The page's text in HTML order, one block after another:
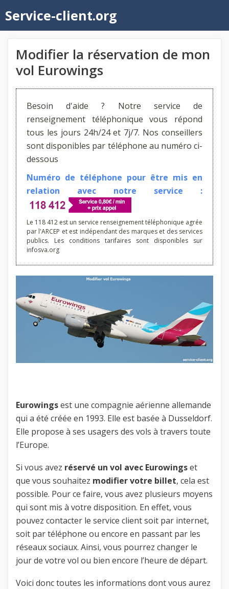
au
contenu
Service-client.org
Modifier la réservation de mon
vol Eurowings
Besoin d'aide ? Notre service de
renseignement téléphonique vous répond
tous les jours 24h/24 et 7j/7. Nos conseillers
sont disponibles par téléphone au numéro ci-
dessous
Numéro de téléphone pour être mis en
relation avec notre service :
Le 118 412 est un service renseignement téléphonique agrée
par l'ARCEP et est indépendant des marques et des services
publics. Les conditions tarifaires sont disponibles sur
infosva.org
Eurowingsest une compagnie aérienne allemande
qui a été créée en 1993. Elle est basée à Dusseldorf.
Elle propose à ses usagers des vols à travers toute
l’Europe.
Si vous avez réservé un vol avec Eurowingset
que vous souhaitez modifier votre billet, cela est
possible. Pour ce faire, vous avez plusieurs moyens
qui sont mis à votre disposition. En effet, vous
pouvez contacter le service client soit par internet,
soit par téléphone ou encore en passant par les
réseaux sociaux. Ainsi, vous pourrez changer le
jour de votre vol ou bien encore l’heure de départ.
Voici donc toutes les informations dont vous aurez